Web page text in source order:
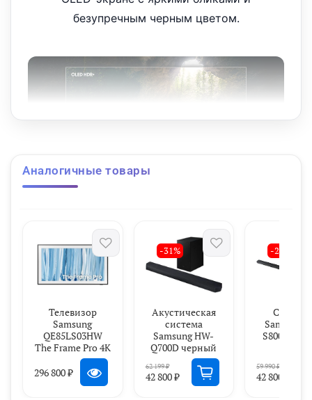
безупречным черным цветом.
Усилитель движения AI Pro
Технология ИИ для сглаживания движения в
спортивных играх и фильмах.
Аналогичные товары
Телевизор
Samsung
QE85LS03HW
The Frame Pro 4K
296 800 ₽
-31%
Акустическая
система
Samsung HW-
Q700D черный
62 199 ₽
42 800 ₽
-29%
Samsung
S800D
59 990 ₽
42 800 ₽